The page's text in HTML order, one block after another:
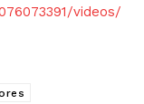
videos/